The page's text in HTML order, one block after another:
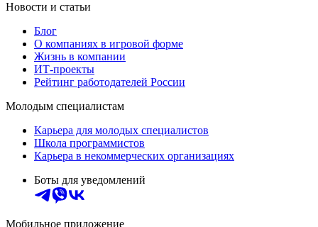
Новости и статьи
Блог
О компаниях в игровой форме
Жизнь в компании
ИТ-проекты
Рейтинг работодателей России
Молодым специалистам
Карьера для молодых специалистов
Школа программистов
Карьера в некоммерческих организациях
Боты для уведомлений
Мобильное приложение